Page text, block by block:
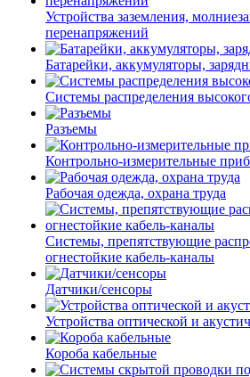
Устройства заземления,
перенапряжений
Батарейки, аккумуляторы,
Системы распределения
Разъемы
Контрольно-измерительные
Рабочая одежда, охрана труда
Системы, препятствующие
огнестойкие кабель-каналы
Датчики/сенсоры
Устройства оптической и
Короба кабельные